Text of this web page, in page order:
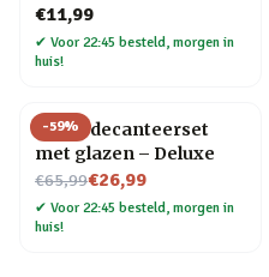
€11,99
✔ Voor 22:45 besteld, morgen in
huis!
-59%
Globe decanteerset
met glazen – Deluxe
€65,99
Nu voor€26,99
✔ Voor 22:45 besteld, morgen in
huis!